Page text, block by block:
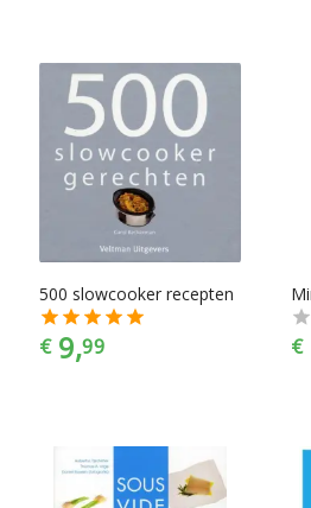
500 slowcooker recepten
€ 9,99 €